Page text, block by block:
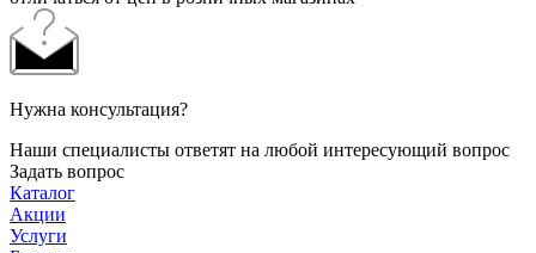
Нужна консультация?
Наши специалисты ответят на любой интересующий вопрос
Задать вопрос
Каталог
Акции
Услуги